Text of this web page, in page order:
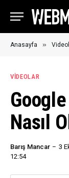
Anasayfa »
VIDEOLAR
Nasıl
Barış Mancar 3
12:54